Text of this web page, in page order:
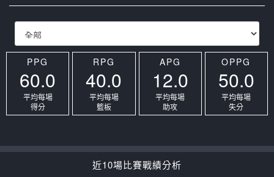
PPG
60.0
平均每場
得分
RPG
40.0
平均每場
籃板
APG
12.0
平均每場
助攻
OPPG
50.0
平均每場
失分
近10場比賽戰績分析